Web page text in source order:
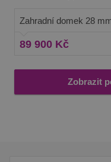
postavena ze
Zahradní domek 28
89 900 Kč
Zobrazit